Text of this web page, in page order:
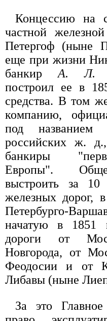
Концессию на
частной
Петергоф (ныне
еще при жизни
банкир А. Л.
построил ее в
средства. В том
компанию,
под названием
российских ж.
банкиры
Европы".
выстроить за
железных дорог,
Петербурго-
начатую в 1851
дороги от
Новгорода, от
Феодосии и от
Либавы (ныне
За это